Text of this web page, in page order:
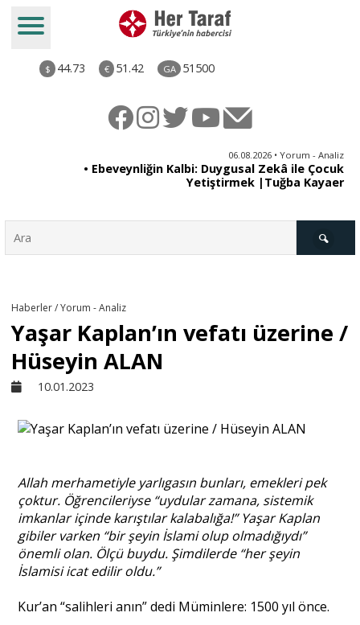
$ 44.73 € 51.42 GA 51500
06.08.2026 • Yorum - Analiz
• Ebeveynliğin Kalbi: Duygusal Zekâ ile Çocuk
Yetiştirmek |Tuğba Kayaer
Ekonomi
Dünya
Yorum - Analiz
Haberler / Yorum - Analiz
Yaşar Kaplan’ın vefatı üzerine /
Hüseyin ALAN
10.01.2023
Allah merhametiyle yarlıgasın bunları, emekleri pek
çoktur. Öğrencileriyse “uydular zamana, sistemik
imkanlar içinde karıştılar kalabalığa!” Yaşar Kaplan
gibiler varken “bir şeyin İslami olup olmadığıydı”
önemli olan. Ölçü buydu. Şimdilerde “her şeyin
İslamisi icat edilir oldu.”
Kur’an “salihleri anın” dedi Müminlere: 1500 yıl önce.